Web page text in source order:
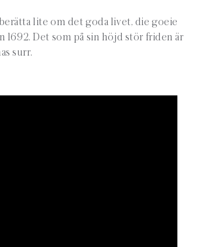
lite om det goda livet, die goeie
1692. Det som på sin höjd stör friden är
surr.